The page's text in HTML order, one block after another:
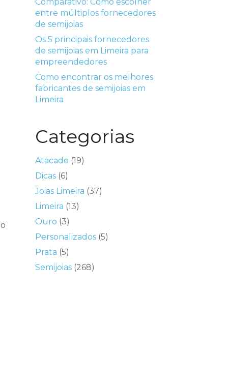
entre múltiplos fornecedores
de semijoias
Os 5 principais fornecedores
de semijoias em Limeira para
empreendedores
Como encontrar os melhores
fabricantes de semijoias em
Limeira
Categorias
Atacado (19)
Dicas(6)
Joias Limeira (37)
Limeira (13)
Ouro (3)
Personalizados(5)
Prata (5)
Semijoias(268)